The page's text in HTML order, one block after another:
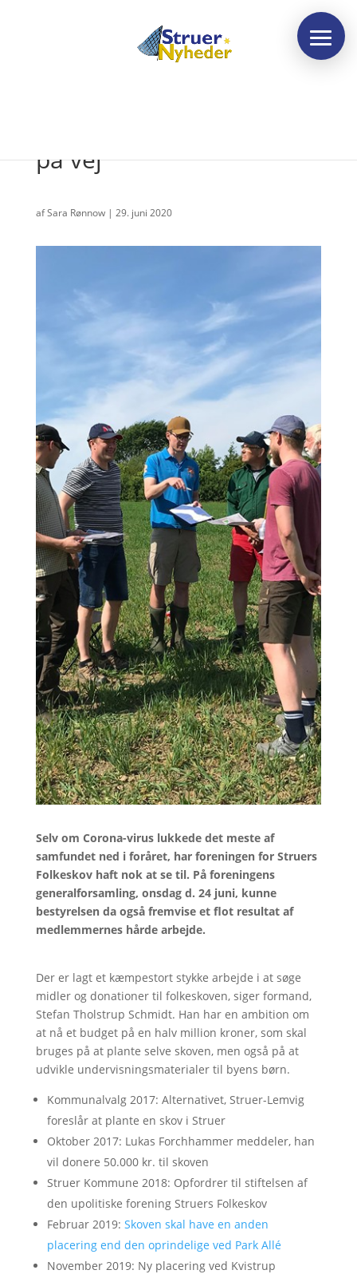
på vej
afSara Rønnow| 29. juni 2020
Selv om Corona-virus lukkede det meste af
samfundet ned i foråret, har foreningen for Struers
Folkeskov haft nok at se til. På foreningens
generalforsamling, onsdag d. 24 juni, kunne
bestyrelsen da også fremvise et flot resultat af
medlemmernes hårde arbejde.
Der er lagt et kæmpestort stykke arbejde i at søge
midler og donationer til folkeskoven, siger formand,
Stefan Tholstrup Schmidt. Han har en ambition om
at nå et budget på en halv million kroner, som skal
bruges på at plante selve skoven, men også på at
udvikle undervisningsmaterialer til byens børn.
Kommunalvalg 2017: Alternativet, Struer-Lemvig
foreslår at plante en skov i Struer
Oktober 2017: Lukas Forchhammer meddeler, han
vil donere 50.000 kr. til skoven
Struer Kommune 2018: Opfordrer til stiftelsen af
den upolitiske forening Struers Folkeskov
Februar 2019: Skoven skal have en anden
placering end den oprindelige ved Park Allé
November 2019: Ny placering ved Kvistrup